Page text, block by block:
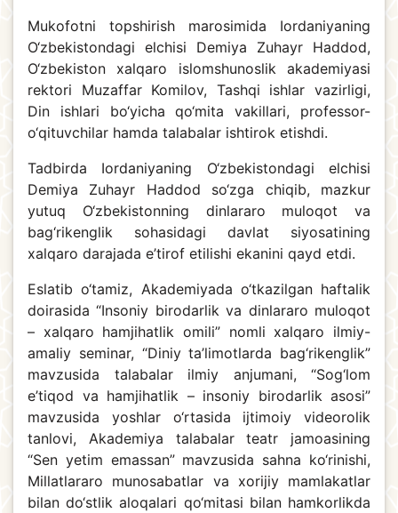
Mukofotni topshirish marosimida Iordaniyaning
O‘zbekistondagi elchisi Demiya Zuhayr Haddod,
O‘zbekiston xalqaro islomshunoslik akademiyasi
rektori Muzaffar Komilov, Tashqi ishlar vazirligi,
Din ishlari bo‘yicha qo‘mita vakillari, professor-
o‘qituvchilar hamda talabalar ishtirok etishdi.
Tadbirda Iordaniyaning O‘zbekistondagi elchisi
Demiya Zuhayr Haddod so‘zga chiqib, mazkur
yutuq O‘zbekistonning dinlararo muloqot va
bag‘rikenglik sohasidagi davlat siyosatining
xalqaro darajada e’tirof etilishi ekanini qayd etdi.
Eslatib o‘tamiz, Akademiyada o‘tkazilgan haftalik
doirasida “Insoniy birodarlik va dinlararo muloqot
– xalqaro hamjihatlik omili” nomli xalqaro ilmiy-
amaliy seminar, “Diniy ta’limotlarda bag‘rikenglik”
mavzusida talabalar ilmiy anjumani, “Sog‘lom
e’tiqod va hamjihatlik – insoniy birodarlik asosi”
mavzusida yoshlar o‘rtasida ijtimoiy videorolik
tanlovi, Akademiya talabalar teatr jamoasining
“Sen yetim emassan” mavzusida sahna ko‘rinishi,
Millatlararo munosabatlar va xorijiy mamlakatlar
bilan do‘stlik aloqalari qo‘mitasi bilan hamkorlikda